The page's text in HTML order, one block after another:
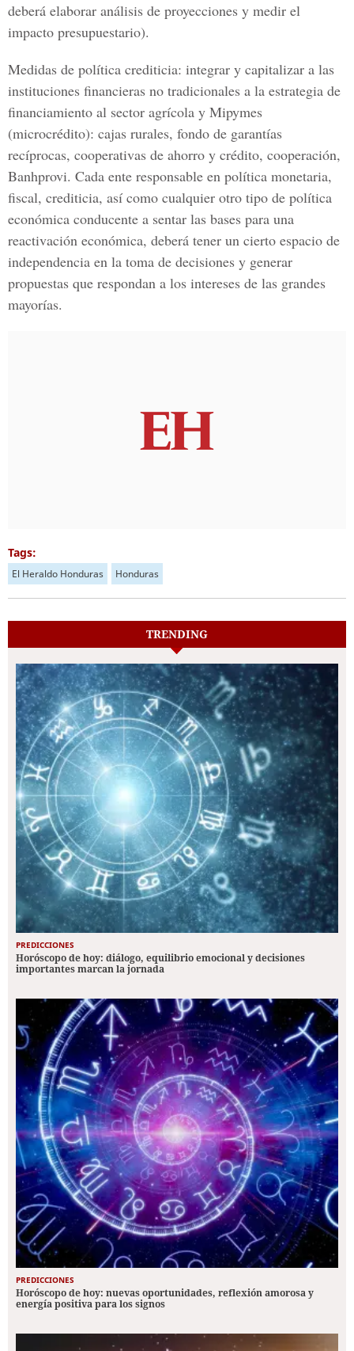
deberá elaborar análisis de proyecciones y medir el
impacto presupuestario).
Medidas de política crediticia: integrar y capitalizar a las
instituciones financieras no tradicionales a la estrategia de
financiamiento al sector agrícola y Mipymes
(microcrédito): cajas rurales, fondo de garantías
recíprocas, cooperativas de ahorro y crédito, cooperación,
Banhprovi. Cada ente responsable en política monetaria,
fiscal, crediticia, así como cualquier otro tipo de política
económica conducente a sentar las bases para una
reactivación económica, deberá tener un cierto espacio de
independencia en la toma de decisiones y generar
propuestas que respondan a los intereses de las grandes
mayorías.
Tags:
El Heraldo Honduras Honduras
TRENDING
PREDICCIONES
Horóscopo de hoy: diálogo, equilibrio emocional y decisiones
importantes marcan la jornada
PREDICCIONES
Horóscopo de hoy: nuevas oportunidades, reflexión amorosa y
energía positiva para los signos